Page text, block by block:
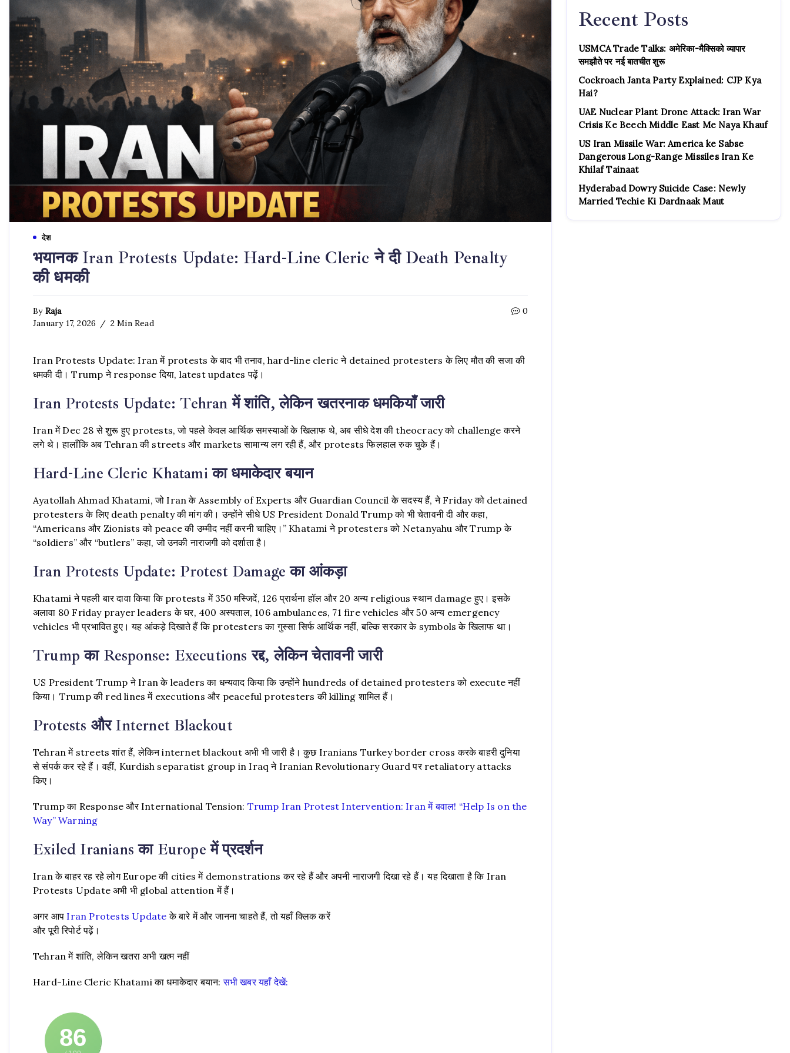
देश
भयानक Iran Protests Update: Hard-Line Cleric ने दी Death Penalty
की धमकी
By Raja
January 17, 2026
2 Min Read
0
Iran Protests Update: Iran में protests के बाद भी तनाव, hard-line cleric ने detained protesters के लिए मौत की सजा की
धमकी दी। Trump ने response दिया, latest updates पढ़ें।
Iran Protests Update: Tehran में शांति, लेकिन खतरनाक धमकियाँ जारी
Iran में Dec 28 से शुरू हुए protests, जो पहले केवल आर्थिक समस्याओं के खिलाफ थे, अब सीधे देश की theocracy को challenge करने
लगे थे। हालाँकि अब Tehran की streets और markets सामान्य लग रही हैं, और protests फिलहाल रुक चुके हैं।
Hard-Line Cleric Khatami का धमाकेदार बयान
Ayatollah Ahmad Khatami, जो Iran के Assembly of Experts और Guardian Council के सदस्य हैं, ने Friday को detained
protesters के लिए death penalty की मांग की। उन्होंने सीधे US President Donald Trump को भी चेतावनी दी और कहा,
“Americans और Zionists को peace की उम्मीद नहीं करनी चाहिए।” Khatami ने protesters को Netanyahu और Trump के
“soldiers” और “butlers” कहा, जो उनकी नाराजगी को दर्शाता है।
Iran Protests Update: Protest Damage का आंकड़ा
Khatami ने पहली बार दावा किया कि protests में 350 मस्जिदें, 126 प्रार्थना हॉल और 20 अन्य religious स्थान damage हुए। इसके
अलावा 80 Friday prayer leaders के घर, 400 अस्पताल, 106 ambulances, 71 fire vehicles और 50 अन्य emergency
vehicles भी प्रभावित हुए। यह आंकड़े दिखाते हैं कि protesters का गुस्सा सिर्फ आर्थिक नहीं, बल्कि सरकार के symbols के खिलाफ था।
Trump का Response: Executions रद्द, लेकिन चेतावनी जारी
US President Trump ने Iran के leaders का धन्यवाद किया कि उन्होंने hundreds of detained protesters को execute नहीं
किया। Trump की red lines में executions और peaceful protesters की killing शामिल हैं।
Protests और Internet Blackout
Tehran में streets शांत हैं, लेकिन internet blackout अभी भी जारी है। कुछ Iranians Turkey border cross करके बाहरी दुनिया
से संपर्क कर रहे हैं। वहीं, Kurdish separatist group in Iraq ने Iranian Revolutionary Guard पर retaliatory attacks
किए।
Trump का Response और International Tension: Trump Iran Protest Intervention: Iran में बवाल! “Help Is on the
Way” Warning
Exiled Iranians का Europe में प्रदर्शन
Iran के बाहर रह रहे लोग Europe की cities में demonstrations कर रहे हैं और अपनी नाराजगी दिखा रहे हैं। यह दिखाता है कि Iran
Protests Update अभी भी global attention में हैं।
अगर आप Iran Protests Update के बारे में और जानना चाहते हैं, तो यहाँ क्लिक करें
और पूरी रिपोर्ट पढ़ें।
Tehran में शांति, लेकिन खतरा अभी खत्म नहीं
Hard-Line Cleric Khatami का धमाकेदार बयान:सभी खबर यहाँ देखें:
86
Recent Posts
USMCA Trade Talks: अमेरिका-मैक्सिको व्यापार
समझौते पर नई बातचीत शुरू
Cockroach Janta Party Explained: CJP Kya
Hai?
UAE Nuclear Plant Drone Attack: Iran War
Crisis Ke Beech Middle East Me Naya Khauf
US Iran Missile War: America ke Sabse
Dangerous Long-Range Missiles Iran Ke
Khilaf Tainaat
Hyderabad Dowry Suicide Case: Newly
Married Techie Ki Dardnaak Maut